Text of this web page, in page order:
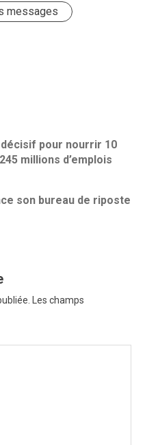
messages
pour nourrir 10
millions d’emplois
son bureau de riposte
Les champs